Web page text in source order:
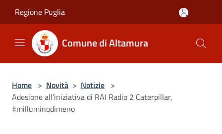
Regione Puglia
Comune di Altamura
Home > Novità > Notizie >
Adesione all’iniziativa di RAI Radio 2 Caterpillar,
#milluminodimeno